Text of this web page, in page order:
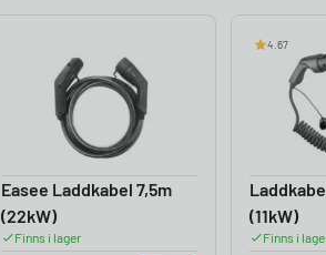
Easee Laddkabel 7,5m
(22kW)
Finns i lager
4.67
(11kW)
Finns i